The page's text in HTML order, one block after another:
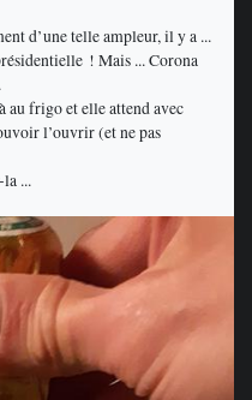
d’une telle ampleur, il y a ...
! Mais ... Corona
au frigo et elle attend avec
l’ouvrir (et ne pas
la ...